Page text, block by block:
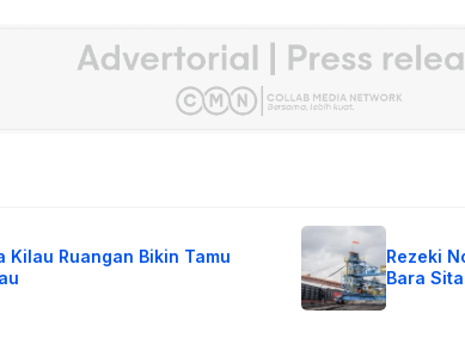
Kilau Ruangan Bikin Tamu
Rezeki
Bara